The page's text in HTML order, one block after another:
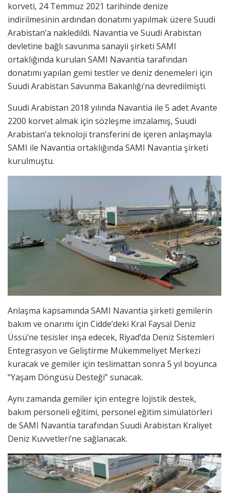
korveti, 24 Temmuz 2021 tarihinde denize
indirilmesinin ardından donatımı yapılmak üzere Suudi
Arabistan’a nakledildi. Navantia ve Suudi Arabistan
devletine bağlı savunma sanayii şirketi SAMI
ortaklığında kurulan SAMI Navantia tarafından
donatımı yapılan gemi testler ve deniz denemeleri için
Suudi Arabistan Savunma Bakanlığı’na devredilmişti.
Suudi Arabistan 2018 yılında Navantia ile 5 adet Avante
2200 korvet almak için sözleşme imzalamış, Suudi
Arabistan’a teknoloji transferini de içeren anlaşmayla
SAMI ile Navantia ortaklığında SAMI Navantia şirketi
kurulmuştu.
Anlaşma kapsamında SAMI Navantia şirketi gemilerin
bakım ve onarımı için Cidde’deki Kral Faysal Deniz
Üssü’ne tesisler inşa edecek, Riyad’da Deniz Sistemleri
Entegrasyon ve Geliştirme Mükemmeliyet Merkezi
kuracak ve gemiler için teslimattan sonra 5 yıl boyunca
“Yaşam Döngüsü Desteği” sunacak.
Aynı zamanda gemiler için entegre lojistik destek,
bakım personeli eğitimi, personel eğitim simülatörleri
de SAMI Navantia tarafından Suudi Arabistan Kraliyet
Deniz Kuvvetleri’ne sağlanacak.